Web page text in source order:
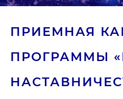
ПРИ­ЕМ­НАЯ
ПРОГ­РАММЫ